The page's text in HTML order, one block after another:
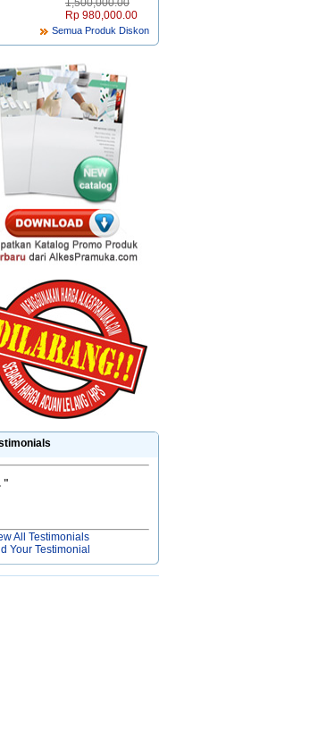
Rp‎ 980,000.00
Semua Produk Diskon
"
All Testimonials
Your Testimonial